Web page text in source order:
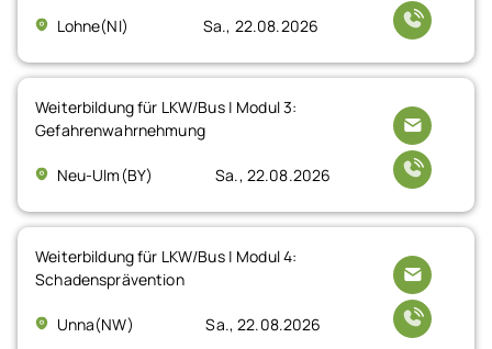
Lohne(NI) Sa., 22.08.2026
Weiterbildung für LKW/Bus | Modul 3:
Gefahrenwahrnehmung
Neu-Ulm(BY) Sa., 22.08.2026
Weiterbildung für LKW/Bus | Modul 4:
Schadensprävention
Unna(NW) Sa., 22.08.2026